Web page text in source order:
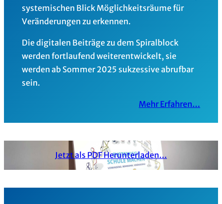
systemischen Blick Möglichkeitsräume für
Veränderungen zu erkennen.
Die digitalen Beiträge zu dem Spiralblock
werden fortlaufend weiterentwickelt, sie
werden ab Sommer 2025 sukzessive abrufbar
sein.
Mehr Erfahren…
Jetzt als PDF Herunterladen…